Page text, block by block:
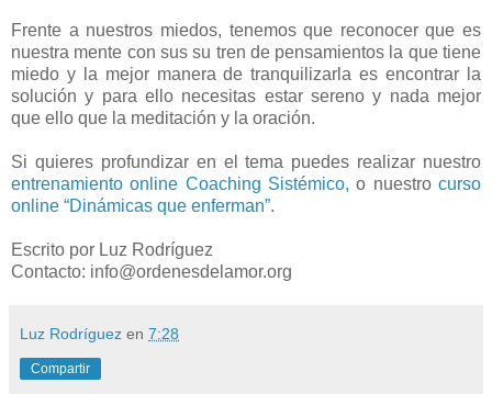
Frente a nuestros miedos, tenemos que reconocer que es
nuestra mente con sus su tren de pensamientos la que tiene
miedo y la mejor manera de tranquilizarla es encontrar la
solución y para ello necesitas estar sereno y nada mejor
que ello que la meditación y la oración.
Si quieres profundizar en el tema puedes realizar nuestro
entrenamiento online Coaching Sistémico, o nuestro curso
online “Dinámicas que enferman”.
Escrito por Luz Rodríguez
Contacto: info@ordenesdelamor.org
Luz Rodríguez en 7:28
Compartir